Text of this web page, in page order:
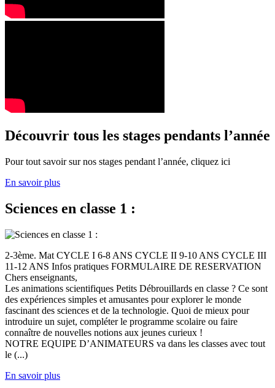
Découvrir tous les stages pendants l’année
Pour tout savoir sur nos stages pendant l’année, cliquez ici
En savoir plus
Sciences en classe 1 :
2-3ème. Mat CYCLE I 6-8 ANS CYCLE II 9-10 ANS CYCLE III
11-12 ANS Infos pratiques FORMULAIRE DE RESERVATION
Chers enseignants,
Les animations scientifiques Petits Débrouillards en classe ? Ce sont
des expériences simples et amusantes pour explorer le monde
fascinant des sciences et de la technologie. Quoi de mieux pour
introduire un sujet, compléter le programme scolaire ou faire
connaître de nouvelles notions aux jeunes curieux !
NOTRE EQUIPE D’ANIMATEURS va dans les classes avec tout
le (...)
En savoir plus